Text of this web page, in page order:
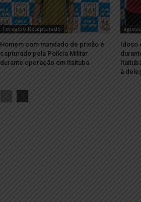
Foragido Recapturado
Homem com mandado de prisão é
capturado pela Polícia Militar
durante operação em Itaituba
Idoso
à